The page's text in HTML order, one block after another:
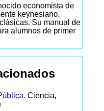
economista de
keynesiano,
Su manual de
alumnos de primer
. Ciencia,